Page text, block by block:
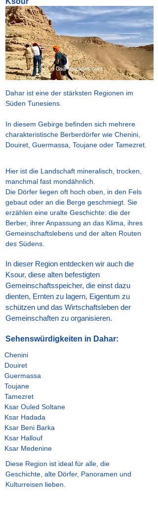
Dahar ist eine der stärksten Regionen im
Süden Tunesiens.
In diesem Gebirge befinden sich mehrere
charakteristische Berberdörfer wie Chenini,
Douiret, Guermassa, Toujane oder Tamezret.
Hier ist die Landschaft mineralisch, trocken,
manchmal fast mondähnlich.
Die Dörfer liegen oft hoch oben, in den Fels
gebaut oder an die Berge geschmiegt. Sie
erzählen eine uralte Geschichte: die der
Berber, ihrer Anpassung an das Klima, ihres
Gemeinschaftslebens und der alten Routen
des Südens.
In dieser Region entdecken wir auch die
Ksour, diese alten befestigten
Gemeinschaftsspeicher, die einst dazu
dienten, Ernten zu lagern, Eigentum zu
schützen und das Wirtschaftsleben der
Gemeinschaften zu organisieren.
Sehenswürdigkeiten in Dahar:
Chenini
Douiret
Guermassa
Toujane
Tamezret
Ksar Ouled Soltane
Ksar Hadada
Ksar Beni Barka
Ksar Hallouf
Ksar Medenine
Diese Region ist ideal für alle, die
Geschichte, alte Dörfer, Panoramen und
Kulturreisen lieben.